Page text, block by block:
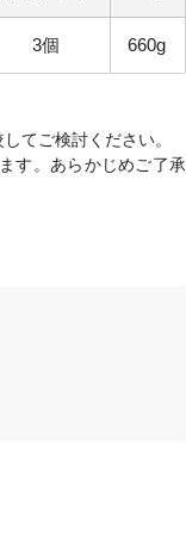
3個 660g
てご検討ください。
す。あらかじめご了承